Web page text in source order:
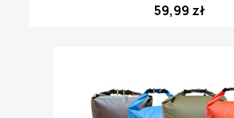
59,99 zł